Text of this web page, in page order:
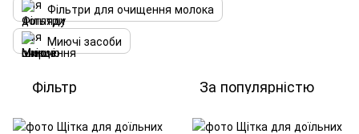
Фільтри для очищення молока
Миючі засоби
Фільтр За популярністю